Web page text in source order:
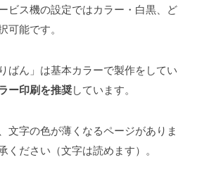
ビス機の設定ではカラー・白黒、ど
可能です。
ばん」は基本カラーで製作をしてい
ー印刷を推奨しています。
文字の色が薄くなるページがありま
ください（文字は読めます）。